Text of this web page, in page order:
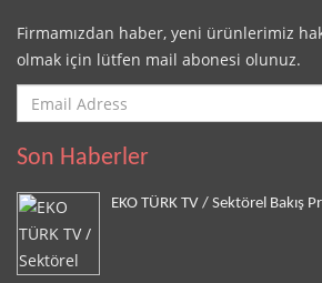
Firmamızdan haber, yeni ürünlerimiz
olmak için lütfen mail abonesi olunuz.
Son Haberler
EKO TÜRK TV / Sektörel Bakış